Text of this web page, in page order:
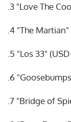
.3 "Love The
.4 "The
.5 "Los 33"
.6
.7 "Bridge of